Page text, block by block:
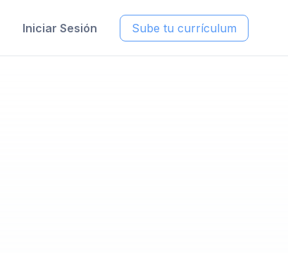
Iniciar Sesión Sube tu currículum